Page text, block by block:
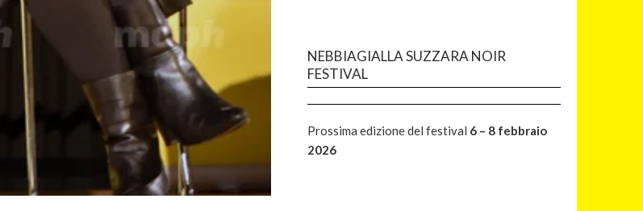
NEBBIAGIALLA SUZZARA NOIR
FESTIVAL
Prossima edizione del festival 6 – 8 febbraio
2026